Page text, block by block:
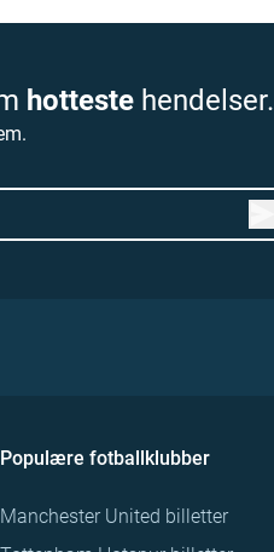
hotteste hendelser.
Populære fotballklubber
Manchester United billetter